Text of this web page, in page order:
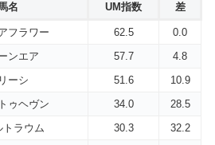
名 UM指数 差
フラワー 62.5
0.0
ンエア 57.7
4.8
ーシ 51.6
10.9
ゥヘヴン 34.0
28.5
トラウム 30.3
32.2